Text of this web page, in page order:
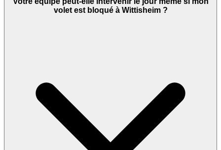
volet est bloqué à Wittisheim ?